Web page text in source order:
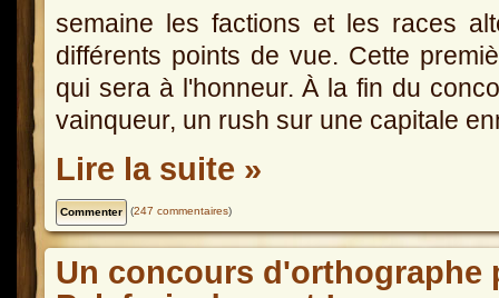
semaine les factions et les races
différents points de vue. Cette
qui sera à l'honneur. À la fin du
vainqueur, un rush sur une capitale
Lire la suite »
(247 commentaires)
Un concours d'orthographe